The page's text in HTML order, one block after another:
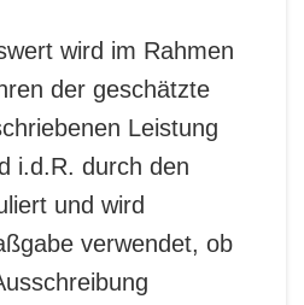
wird im Rahmen
der geschätzte
Leistung
i.d.R. durch den
und wird
verwendet, ob